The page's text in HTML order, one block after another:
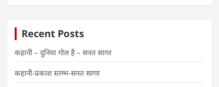
Recent Posts
कहानी – दुनिया गोल है – सनत सागर
कहानी-प्रकाश स्तम्भ-सनत सागर